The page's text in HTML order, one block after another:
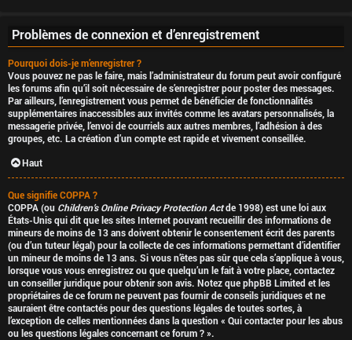
F
A
Q
Problèmes de connexion et d’enregistrement
Pourquoi dois-je m’enregistrer ?
Vous pouvez ne pas le faire, mais l’administrateur du forum peut avoir configuré
les forums afin qu’il soit nécessaire de s’enregistrer pour poster des messages.
Par ailleurs, l’enregistrement vous permet de bénéficier de fonctionnalités
supplémentaires inaccessibles aux invités comme les avatars personnalisés, la
messagerie privée, l’envoi de courriels aux autres membres, l’adhésion à des
groupes, etc. La création d’un compte est rapide et vivement conseillée.
Haut
Que signifie COPPA ?
COPPA (ou Children’s Online Privacy Protection Actde 1998) est une loi aux
États-Unis qui dit que les sites Internet pouvant recueillir des informations de
mineurs de moins de 13 ans doivent obtenir le consentement écrit des parents
(ou d’un tuteur légal) pour la collecte de ces informations permettant d’identifier
un mineur de moins de 13 ans. Si vous n’êtes pas sûr que cela s’applique à vous,
lorsque vous vous enregistrez ou que quelqu’un le fait à votre place, contactez
un conseiller juridique pour obtenir son avis. Notez que phpBB Limited et les
propriétaires de ce forum ne peuvent pas fournir de conseils juridiques et ne
sauraient être contactés pour des questions légales de toutes sortes, à
l’exception de celles mentionnées dans la question « Qui contacter pour les abus
ou les questions légales concernant ce forum ? ».